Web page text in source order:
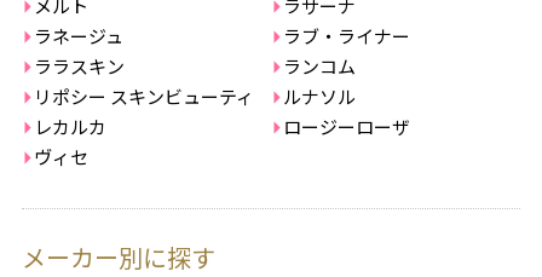
メルト
ラサーナ
ラネージュ
ラブ・ライナー
ララスキン
ランコム
リポシー スキンビューティ
ルナソル
レカルカ
ロージーローザ
ヴィセ
メーカー別に探す